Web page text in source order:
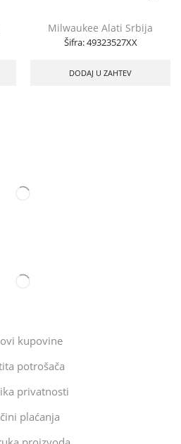
Milwaukee Alati Srbija
Šifra:49323527XX
DODAJ U ZAHTEV
kupovine
potrošača
privatnosti
plaćanja